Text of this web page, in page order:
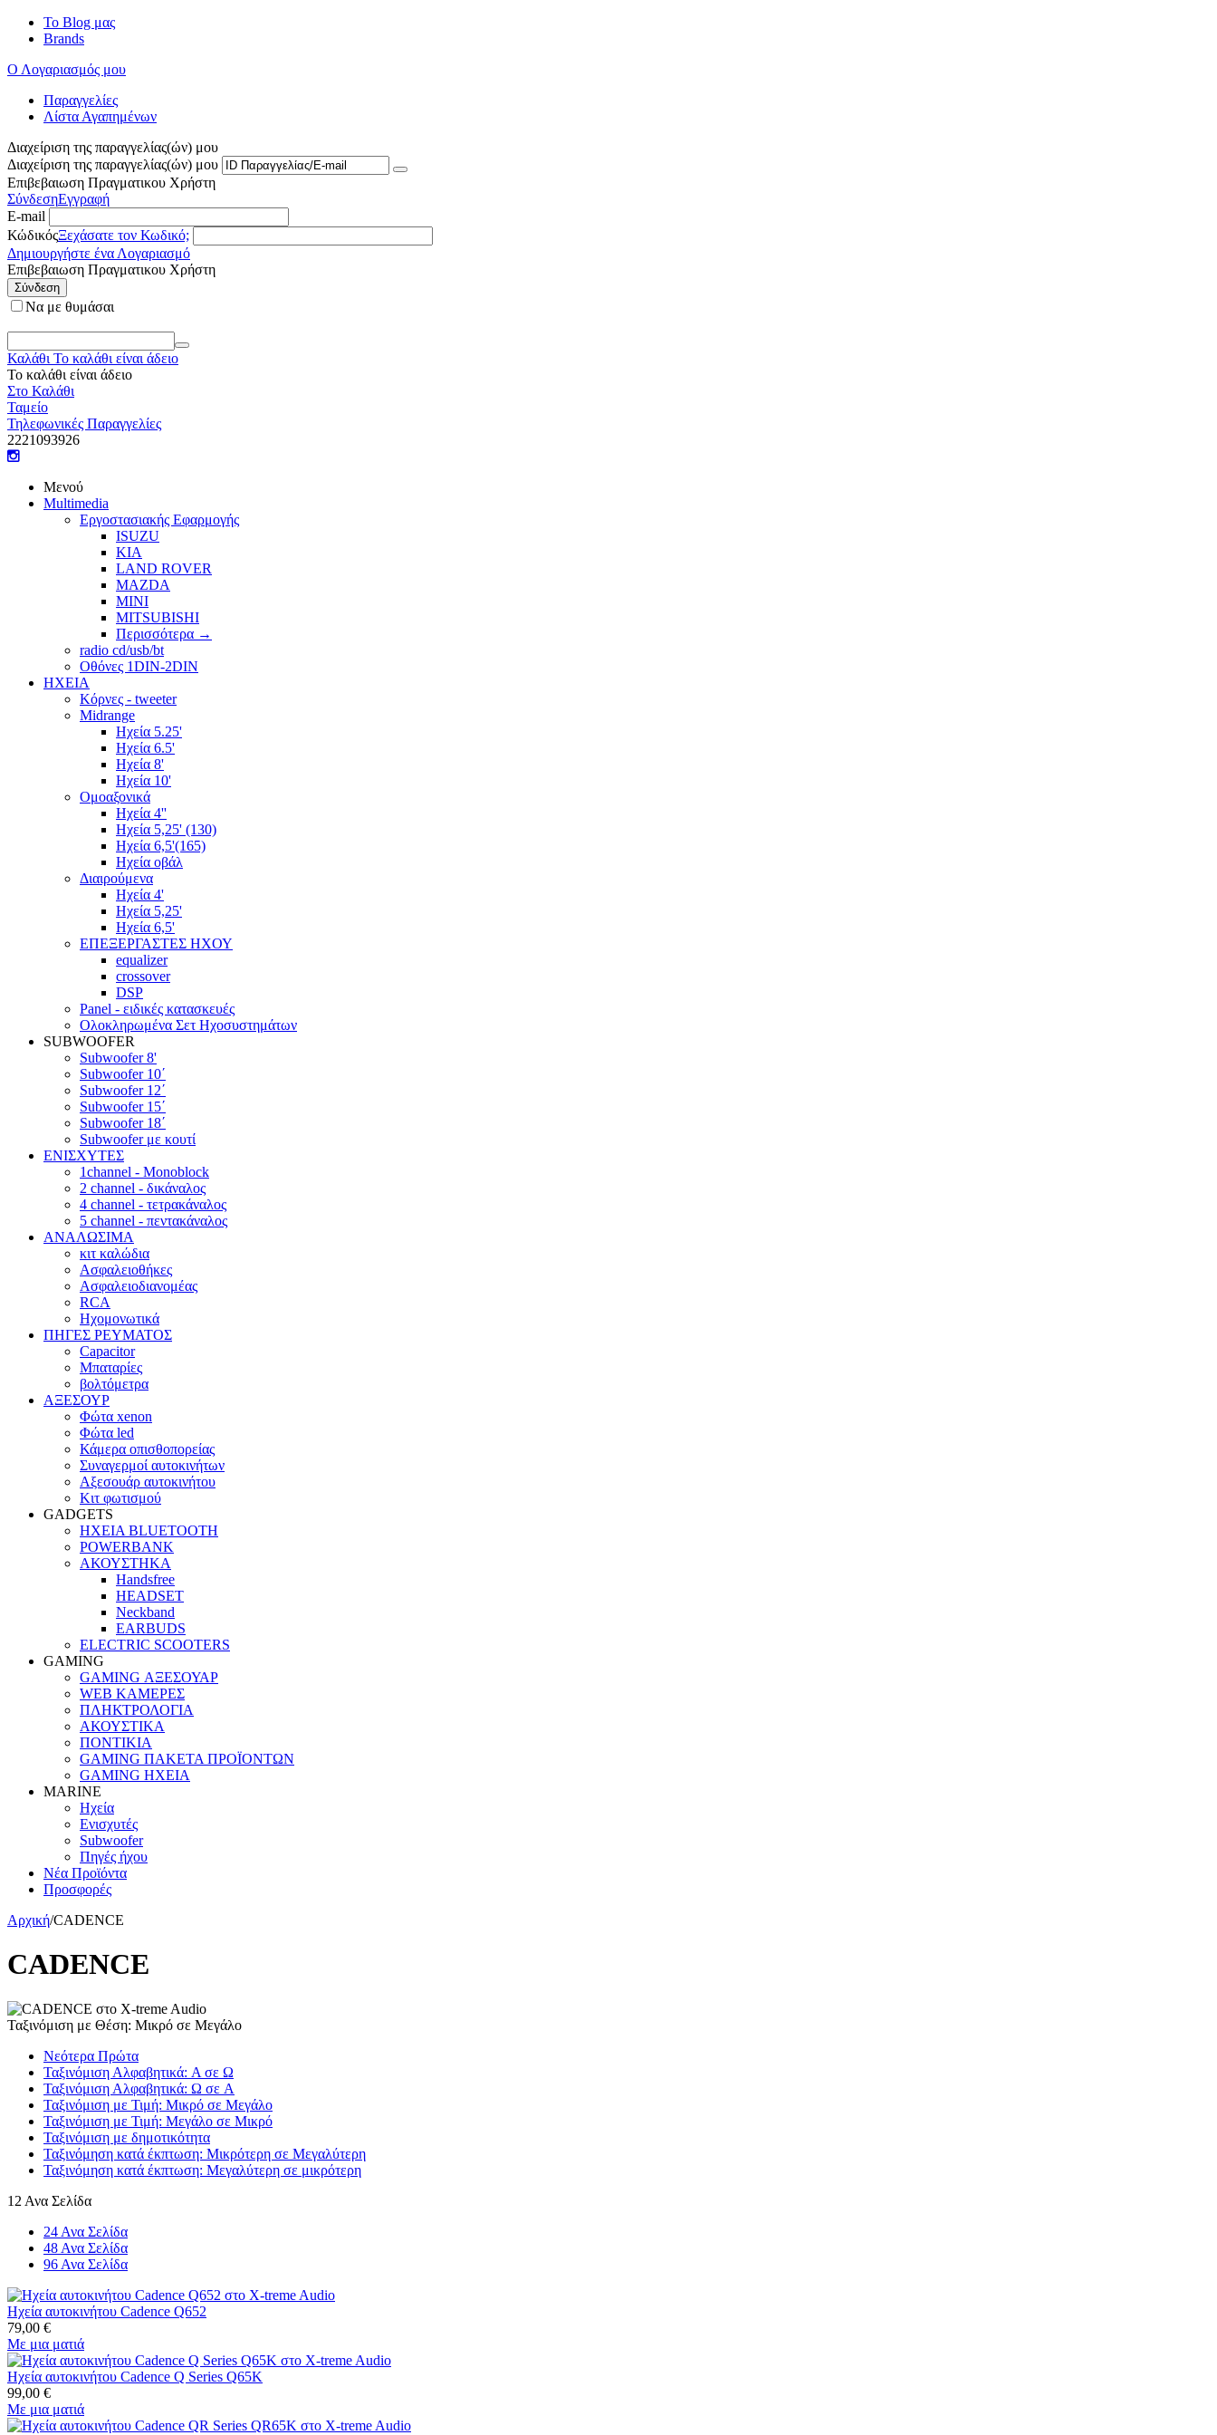
Το Blog μας
Brands
Ο Λογαριασμός μου
Παραγγελίες
Λίστα Αγαπημένων
Διαχείριση της παραγγελίας(ών) μου
Διαχείριση της παραγγελίας(ών) μου
Επιβεβαιωση Πραγματικου Χρήστη
ΣύνδεσηΕγγραφή
E-mail
ΚώδικόςΞεχάσατε τον Κωδικό;
Δημιουργήστε ένα Λογαριασμό
Επιβεβαιωση Πραγματικου Χρήστη
Σύνδεση
Να με θυμάσαι
Καλάθι Το καλάθι είναι άδειο
Το καλάθι είναι άδειο
Στο Καλάθι
Ταμείο
Τηλεφωνικές Παραγγελίες
2221093926
Μενού
Multimedia
Εργοστασιακής Εφαρμογής
ISUZU
KIA
LAND ROVER
MAZDA
MINI
MITSUBISHI
Περισσότερα →
radio cd/usb/bt
Οθόνες 1DIN-2DIN
ΗΧΕΙΑ
Κόρνες - tweeter
Midrange
Ηχεία 5.25'
Ηχεία 6.5'
Ηχεία 8'
Ηχεία 10'
Ομοαξονικά
Ηχεία 4''
Ηχεία 5,25' (130)
Ηχεία 6,5'(165)
Ηχεία οβάλ
Διαιρούμενα
Ηχεία 4'
Ηχεία 5,25'
Ηχεία 6,5'
ΕΠΕΞΕΡΓΑΣΤΕΣ ΗΧΟΥ
equalizer
crossover
DSP
Panel - ειδικές κατασκευές
Ολοκληρωμένα Σετ Ηχοσυστημάτων
SUBWOOFER
Subwoofer 8'
Subwoofer 10΄
Subwoofer 12΄
Subwoofer 15΄
Subwoofer 18΄
Subwoofer με κουτί
ΕΝΙΣΧΥΤΕΣ
1channel - Monoblock
2 channel - δικάναλος
4 channel - τετρακάναλος
5 channel - πεντακάναλος
ΑΝΑΛΩΣΙΜΑ
κιτ καλώδια
Ασφαλειοθήκες
Ασφαλειοδιανομέας
RCA
Ηχομονωτικά
ΠΗΓΕΣ ΡΕΥΜΑΤΟΣ
Capacitor
Μπαταρίες
βολτόμετρα
ΑΞΕΣΟΥΡ
Φώτα xenon
Φώτα led
Κάμερα οπισθοπορείας
Συναγερμοί αυτοκινήτων
Αξεσουάρ αυτοκινήτου
Κιτ φωτισμού
GADGETS
ΗΧΕΙΑ BLUETOOTH
POWERBANK
ΑΚΟΥΣΤΗΚΑ
Handsfree
HEADSET
Neckband
EARBUDS
ELECTRIC SCOOTERS
GAMING
GAMING ΑΞΕΣΟΥΑΡ
WEB ΚΑΜΕΡΕΣ
ΠΛΗΚΤΡΟΛΟΓΙΑ
ΑΚΟΥΣΤΙΚΑ
ΠΟΝΤΙΚΙΑ
GAMING ΠΑΚΕΤΑ ΠΡΟΪΟΝΤΩΝ
GAMING ΗΧΕΙΑ
MARINE
Ηχεία
Ενισχυτές
Subwoofer
Πηγές ήχου
Νέα Προϊόντα
Προσφορές
Αρχική/CADENCE
CADENCE
Ταξινόμιση με Θέση: Μικρό σε Μεγάλο
Νεότερα Πρώτα
Ταξινόμιση Αλφαβητικά: A σε Ω
Ταξινόμιση Αλφαβητικά: Ω σε A
Ταξινόμιση με Τιμή: Μικρό σε Μεγάλο
Ταξινόμιση με Τιμή: Μεγάλο σε Μικρό
Ταξινόμιση με δημοτικότητα
Ταξινόμηση κατά έκπτωση: Μικρότερη σε Μεγαλύτερη
Ταξινόμηση κατά έκπτωση: Μεγαλύτερη σε μικρότερη
12 Ανα Σελίδα
24 Ανα Σελίδα
48 Ανα Σελίδα
96 Ανα Σελίδα
Ηχεία αυτοκινήτου Cadence Q652
79,00 €
Με μια ματιά
Ηχεία αυτοκινήτου Cadence Q Series Q65K
99,00 €
Με μια ματιά